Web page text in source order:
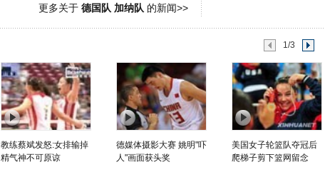
更多关于 德国队 加纳队 的新闻>>
1/3
教练蔡斌发怒:女排输掉
精气神不可原谅
德媒体摄影大赛 姚明"吓
人"画面获头奖
美国女子轮篮队夺冠后
爬梯子剪下篮网留念